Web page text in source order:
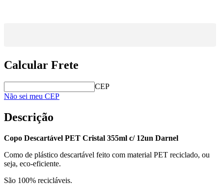
Calcular Frete
CEP
Não sei meu CEP
Descrição
Copo Descartável PET Cristal 355ml c/ 12un Darnel
Como de plástico descartável feito com material PET reciclado, ou
seja, eco-eficiente.
São 100% recicláveis.